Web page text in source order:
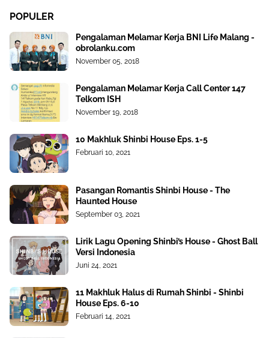
POPULER
Pengalaman Melamar Kerja BNI Life Malang -
obrolanku.com
November 05, 2018
Pengalaman Melamar Kerja Call Center 147
Telkom ISH
November 19, 2018
10 Makhluk Shinbi House Eps. 1-5
Februari 10, 2021
Pasangan Romantis Shinbi House - The
Haunted House
September 03, 2021
Lirik Lagu Opening Shinbi’s House - Ghost Ball
Versi Indonesia
Juni 24, 2021
11 Makhluk Halus di Rumah Shinbi - Shinbi
House Eps. 6-10
Februari 14, 2021